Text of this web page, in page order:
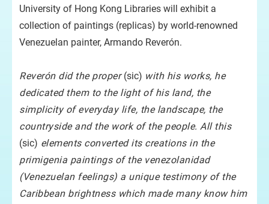
University of Hong Kong Libraries will exhibit a
collection of paintings (replicas) by world-renowned
Venezuelan painter, Armando Reverón.
Reverón did the proper(sic) with his works, he
dedicated them to the light of his land, the
simplicity of everyday life, the landscape, the
countryside and the work of the people. All this
(sic) elements converted its creations in the
primigenia paintings of the venezolanidad
(Venezuelan feelings) a unique testimony of the
Caribbean brightness which made many know him